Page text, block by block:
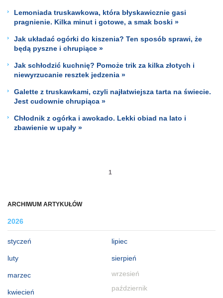
ARCHIWUM ARTYKUŁÓW
2026
styczeń
luty
marzec
kwiecień
lipiec
sierpień
wrzesień
październik
Lemoniada truskawkowa, która błyskawicznie gasi
pragnienie. Kilka minut i gotowe, a smak boski »
Jak układać ogórki do kiszenia? Ten sposób sprawi, że
będą pyszne i chrupiące »
Jak schłodzić kuchnię? Pomoże trik za kilka złotych i
niewyrzucanie resztek jedzenia »
Galette z truskawkami, czyli najłatwiejsza tarta na świecie.
Jest cudownie chrupiąca »
Chłodnik z ogórka i awokado. Lekki obiad na lato i
zbawienie w upały »
1